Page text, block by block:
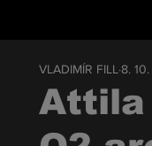
Attila
VLADIMÍR FILL 8.